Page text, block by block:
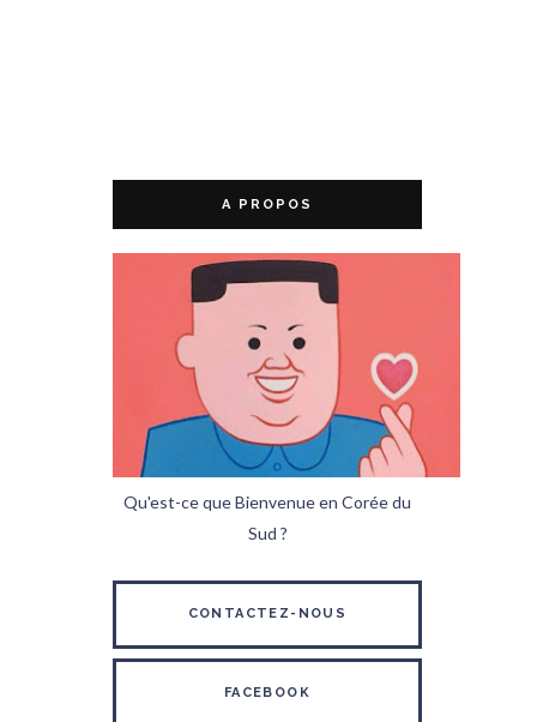
A PROPOS
Qu'est-ce que Bienvenue en Corée du
Sud ?
CONTACTEZ-NOUS
FACEBOOK